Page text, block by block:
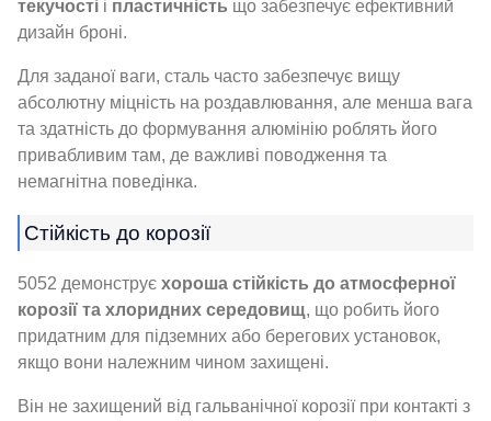
текучості і пластичність що забезпечує ефективний
дизайн броні.
Для заданої ваги, сталь часто забезпечує вищу
абсолютну міцність на роздавлювання, але менша вага
та здатність до формування алюмінію роблять його
привабливим там, де важливі поводження та
немагнітна поведінка.
Стійкість до корозії
5052 демонструє хороша стійкість до атмосферної
корозії та хлоридних середовищ, що робить його
придатним для підземних або берегових установок,
якщо вони належним чином захищені.
Він не захищений від гальванічної корозії при контакті з